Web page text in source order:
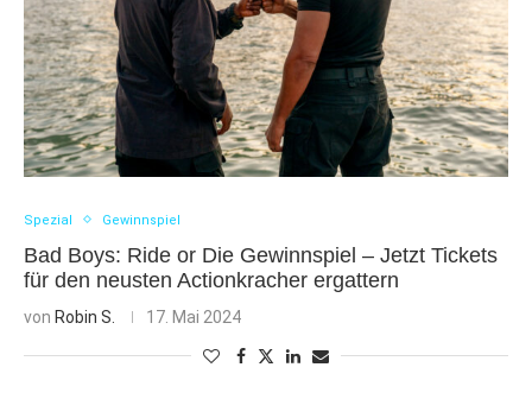
Spezial Gewinnspiel
Bad Boys: Ride or Die Gewinnspiel – Jetzt Tickets
für den neusten Actionkracher ergattern
von Robin S. 17. Mai 2024